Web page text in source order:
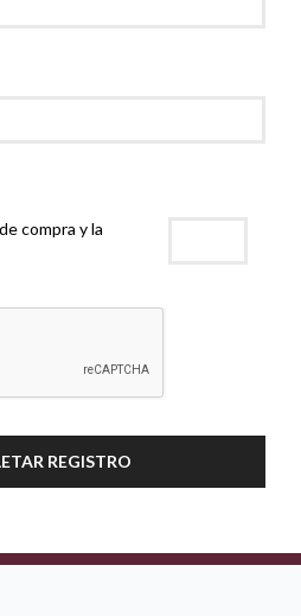
compra y la
REGISTRO